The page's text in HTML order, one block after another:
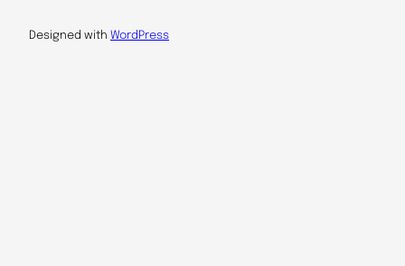
Designed with WordPress